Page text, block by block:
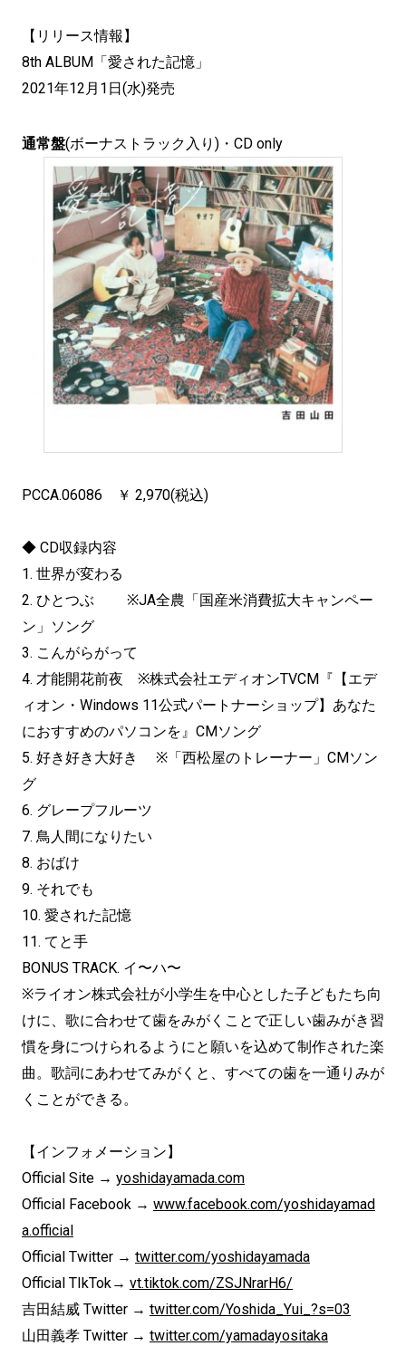
【リリース情報】
8th ALBUM「愛された記憶」
2021年12月1日(水)発売
通常盤(ボーナストラック入り)・CD only
PCCA.06086 ￥ 2,970(税込)
◆ CD収録内容
1. 世界が変わる
2. ひとつぶ ※JA全農「国産米消費拡大キャンペー
ン」ソング
3. こんがらがって
4. 才能開花前夜 ※株式会社エディオンTVCM『【エデ
ィオン・Windows 11公式パートナーショップ】あなた
におすすめのパソコンを』 CMソング
5. 好き好き大好き ※「西松屋のトレーナー」CMソン
グ
6. グレープフルーツ
7. 鳥人間になりたい
8. おばけ
9. それでも
10. 愛された記憶
11. てと手
BONUS TRACK. イ〜ハ〜
※ライオン株式会社が小学生を中心とした子どもたち向
けに、歌に合わせて歯をみがくことで正しい歯みがき習
慣を身につけられるようにと願いを込めて制作された楽
曲。歌詞にあわせてみがくと、すべての歯を一通りみが
くことができる。
【インフォメーション】
Official Site → yoshidayamada.com
Official Facebook → www.facebook.com/yoshidayamad
a.official
Official Twitter → twitter.com/yoshidayamada
Official TIkTok→ vt.tiktok.com/ZSJNrarH6/
吉田結威 Twitter → twitter.com/Yoshida_Yui_?s=03
山田義孝 Twitter → twitter.com/yamadayositaka